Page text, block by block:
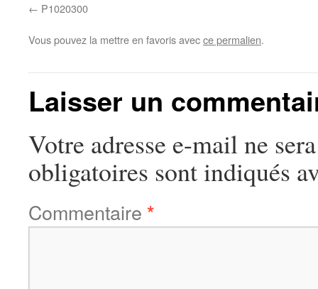
P1020300
Vous pouvez la mettre en favoris avecce permalien.
Laisser un
Votre adresse e-mail ne
obligatoires sont indiqués
Commentaire *